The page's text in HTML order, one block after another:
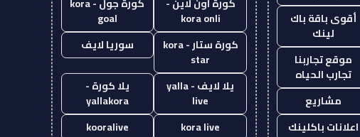
أقوى باقة باك
لينك
موقع تجاربنا
تجارب الحياه
مشاريع
اعلانات باكلينك
kora onli
goal
كورة ستار - kora
star
سوريا لايف
يلا لايف - yalla
live
يلا كورة -
yallakora
kora live
kooralive